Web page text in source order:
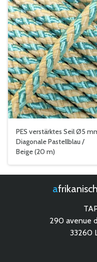
PES verstärktes Seil Ø5
Diagonale Pastellblau /
Beige (20 m)
290 avenue
33260